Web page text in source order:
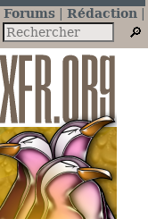
Forums
Rédaction